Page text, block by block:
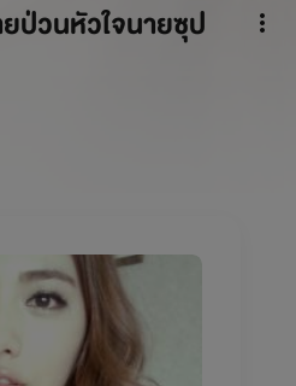
ป่วนหัวใจนายซุป